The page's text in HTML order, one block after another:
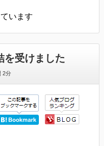
います
受けました
2分